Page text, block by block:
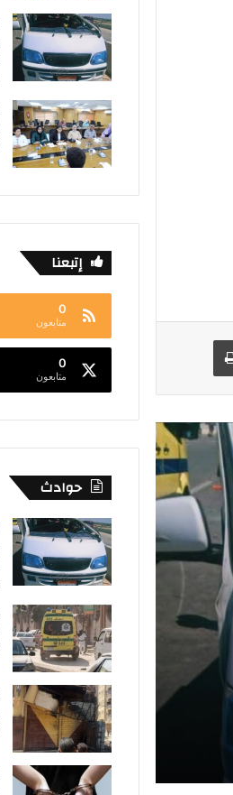
إتبعنا
0
متابعون
0
متابعون
حوادث